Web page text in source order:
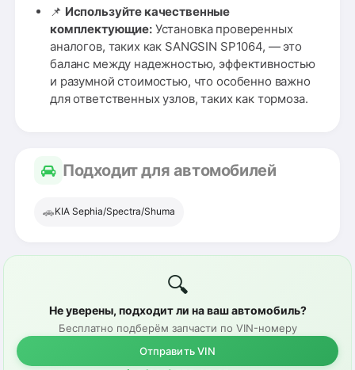
📌 Используйте качественные
комплектующие:Установка проверенных
аналогов, таких как SANGSIN SP1064, — это
баланс между надежностью, эффективностью
и разумной стоимостью, что особенно важно
для ответственных узлов, таких как тормоза.
Подходит для автомобилей
🚗KIA Sephia/Spectra/Shuma
🔍
Не уверены, подходит ли на ваш автомобиль?
Бесплатно подберём запчасти по VIN-номеру
Отправить VIN